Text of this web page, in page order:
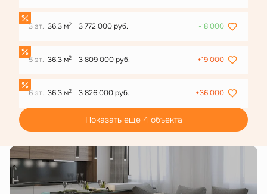
3 эт. 36.3 м2 3 772 000 руб. -18 000
5 эт. 36.3 м2 3 809 000 руб. +19 000
6 эт. 36.3 м2 3 826 000 руб. +36 000
Показать еще 4 объектa